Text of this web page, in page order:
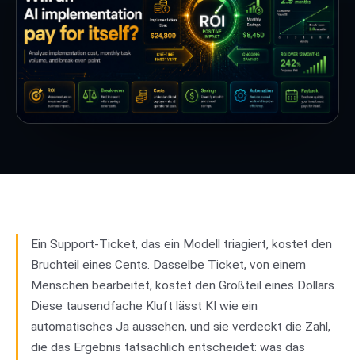
Ein Support-Ticket, das ein Modell triagiert, kostet den
Bruchteil eines Cents. Dasselbe Ticket, von einem
Menschen bearbeitet, kostet den Großteil eines Dollars.
Diese tausendfache Kluft lässt KI wie ein
automatisches Ja aussehen, und sie verdeckt die Zahl,
die das Ergebnis tatsächlich entscheidet: was das